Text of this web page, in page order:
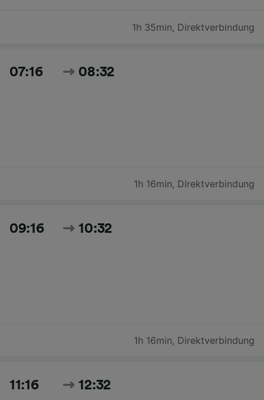
1h 35min, Direktverbindung
07:16 08:32
1h 16min, Direktverbindung
09:16 10:32
1h 16min, Direktverbindung
11:16 12:32